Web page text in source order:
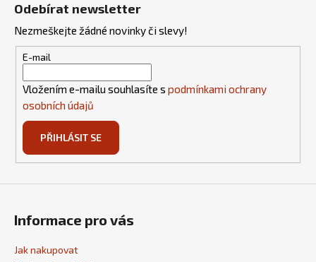
Odebírat newsletter
Nezmeškejte žádné novinky či slevy!
E-mail
Vložením e-mailu souhlasíte s podmínkami ochrany
osobních údajů
PŘIHLÁSIT SE
Informace pro vás
Jak nakupovat